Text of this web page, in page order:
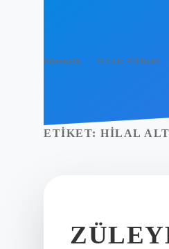
Anasayfa Gizlilik Politikası
ETIKET: HILAL